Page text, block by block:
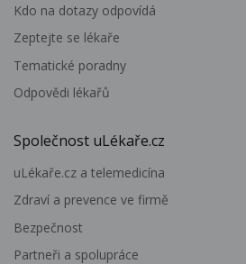
Kdo na dotazy odpovídá
Zeptejte se lékaře
Tematické poradny
Odpovědi lékařů
Společnost uLékaře.cz
uLékaře.cz a telemedicína
Zdraví a prevence ve firmě
Bezpečnost
Partneři a spolupráce